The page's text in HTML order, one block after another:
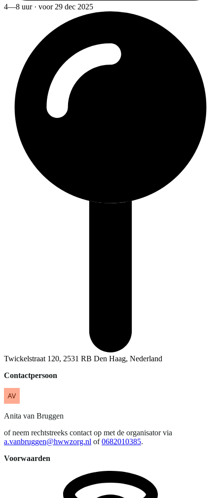
4—8 uur · voor 29 dec 2025
Twickelstraat 120, 2531 RB Den Haag, Nederland
Contactpersoon
Anita van Bruggen
of neem rechtstreeks contact op met de organisator via
a.vanbruggen@hwwzorg.nl of 0682010385.
Voorwaarden